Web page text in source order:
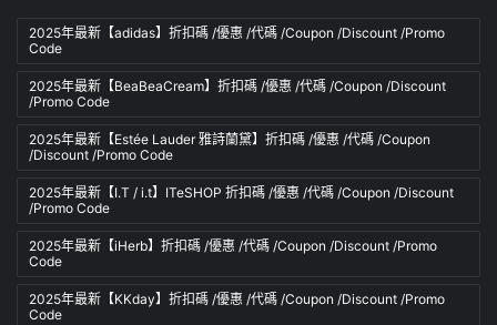
2025年最新【adidas】折扣碼 /優惠 /代碼 /Coupon /Discount /Promo
Code
2025年最新【BeaBeaCream】折扣碼 /優惠 /代碼 /Coupon /Discount
/Promo Code
2025年最新【Estée Lauder 雅詩蘭黛】折扣碼 /優惠 /代碼 /Coupon
/Discount /Promo Code
2025年最新【I.T / i.t】ITeSHOP 折扣碼 /優惠 /代碼 /Coupon /Discount
/Promo Code
2025年最新【iHerb】折扣碼 /優惠 /代碼 /Coupon /Discount /Promo
Code
2025年最新【KKday】折扣碼 /優惠 /代碼 /Coupon /Discount /Promo
Code